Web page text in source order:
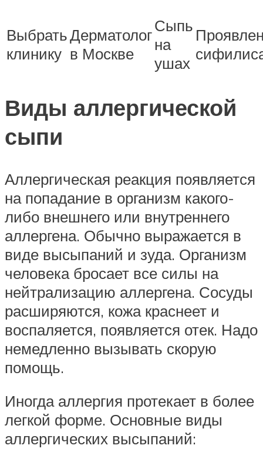
Выбрать
клинику
Дерматолог
в Москве
Сыпь
на
ушах
Виды аллергической
сыпи
Аллергическая реакция появляется
на попадание в организм какого-
либо внешнего или внутреннего
аллергена. Обычно выражается в
виде высыпаний и зуда. Организм
человека бросает все силы на
нейтрализацию аллергена. Сосуды
расширяются, кожа краснеет и
воспаляется, появляется отек. Надо
немедленно вызывать скорую
помощь.
Иногда аллергия протекает в более
легкой форме. Основные виды
аллергических высыпаний: